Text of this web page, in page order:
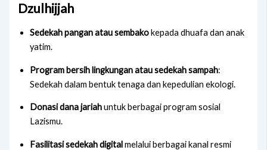
Dzulhijjah
Sedekah pangan atau sembakokepada dhuafa dan anak
yatim.
Program bersih lingkungan atau sedekah sampah:
Sedekah dalam bentuk tenaga dan kepedulian ekologi.
Donasi dana jariahuntuk berbagai program sosial
Lazismu.
Fasilitasi sedekah digitalmelalui berbagai kanal resmi